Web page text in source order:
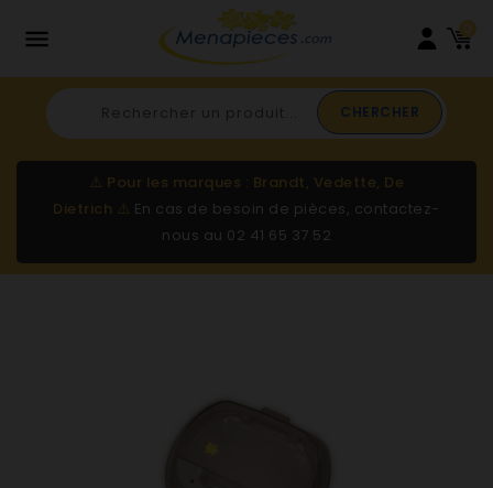
 0
CHERCHER
⚠️ Pour les marques : Brandt, Vedette, De
Dietrich ⚠️ En cas de besoin de pièces, contactez-
nous au 02 41 65 37 52